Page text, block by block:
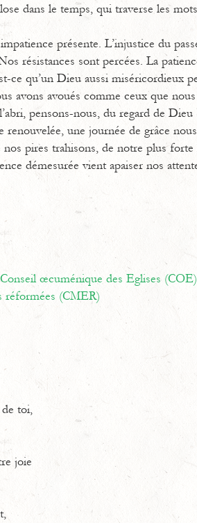
dans le temps, qui traverse les
présente. L’injustice du
résistances sont percées. La
ce qu’un Dieu aussi miséricordieux
avons avoués comme ceux que
pensons-nous, du regard de Dieu
renouvelée, une journée de grâce
pires trahisons, de notre plus
démesurée vient apaiser nos
œcuménique des Eglises
réformées (CMER)
toi,
joie